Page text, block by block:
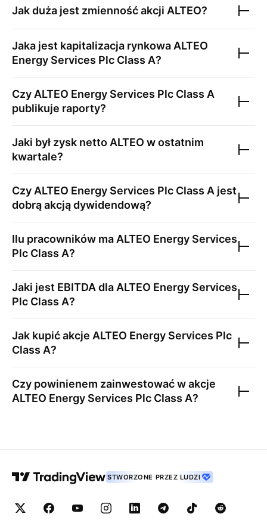
Jak duża jest zmienność akcji ALTEO?
Jaka jest kapitalizacja rynkowa ALTEO
Energy Services Plc Class A?
Czy ALTEO Energy Services Plc Class A
publikuje raporty?
Jaki był zysk netto ALTEO w ostatnim
kwartale?
Czy ALTEO Energy Services Plc Class A jest
dobrą akcją dywidendową?
Ilu pracowników ma ALTEO Energy Services
Plc Class A?
Jaki jest EBITDA dla ALTEO Energy Services
Plc Class A?
Jak kupić akcje ALTEO Energy Services Plc
Class A?
Czy powinienem zainwestować w akcje
ALTEO Energy Services Plc Class A?
STWORZONE PRZEZ LUDZI